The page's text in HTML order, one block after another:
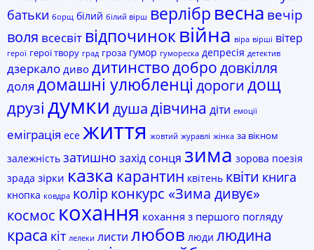
батьки борщ білий білий вірш верлібр весна вечір
воля всесвіт відпочиноквійна віра вірші вітер
герої герої твору град гроза гумор гумореска депресія детектив
дзеркало диво дитинстводобродовкілля
доля домашні улюбленці дороги дощ
друзі думки душадівчина діти емоції
еміграція есе життя жовтий журавлі жінка за вікном
залежність затишно захід сонця зима зорова поезія
зрада зірки казка карантин квітень квіти книга
кнопка ковдра колірконкурс «Зима дивує»
космос кохання кохання з першого погляду
краса кіт лелеки листи любов люди людина